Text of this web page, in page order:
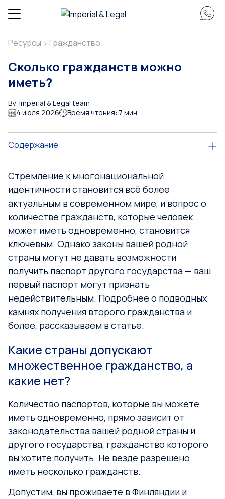
Ресурсы > Гражданство
Сколько гражданств можно
иметь?
By: Imperial & Legal team
4 июля 2026
Время чтения: 7 мин
Содержание
Стремление к многонациональной
идентичности становится всё более
актуальным в современном мире, и вопрос о
количестве гражданств, которые человек
может иметь одновременно, становится
ключевым. Однако законы вашей родной
страны могут не давать возможности
получить паспорт другого государства — ваш
первый паспорт могут признать
недействительным. Подробнее о подводных
камнях получения второго гражданства и
более, рассказываем в статье.
Какие страны допускают
множественное гражданство, а
какие нет?
Количество паспортов, которые вы можете
иметь одновременно, прямо зависит от
законодательства вашей родной страны и
другого государства, гражданство которого
вы хотите получить. Не везде разрешено
иметь несколько гражданств.
Допустим, вы проживаете в Финляндии и